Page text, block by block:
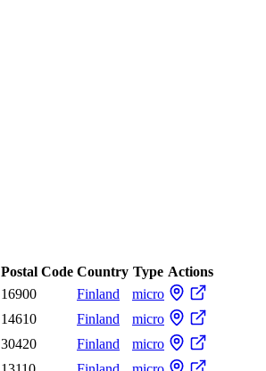
Postal Code Country Type Actions
16900 Finland
micro
14610 Finland
micro
30420 Finland
micro